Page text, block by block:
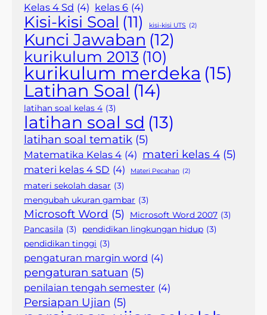
Kelas 4 Sd (4) kelas 6 (4)
Kisi-kisi Soal (11) kisi-kisi UTS (2)
Kunci Jawaban (12)
kurikulum 2013 (10)
kurikulum merdeka (15)
Latihan Soal (14)
latihan soal kelas 4 (3)
latihan soal sd (13)
latihan soal tematik (5)
Matematika Kelas 4 (4) materi kelas 4 (5)
materi kelas 4 SD (4) Materi Pecahan (2)
materi sekolah dasar (3)
mengubah ukuran gambar (3)
Microsoft Word (5) Microsoft Word 2007 (3)
Pancasila (3) pendidikan lingkungan hidup (3)
pendidikan tinggi (3)
pengaturan margin word (4)
pengaturan satuan (5)
penilaian tengah semester (4)
Persiapan Ujian (5)